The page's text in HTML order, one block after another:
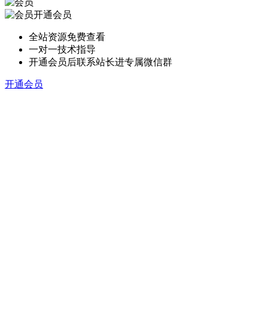
开通会员
全站资源免费查看
一对一技术指导
开通会员后联系站长进专属微信群
开通会员